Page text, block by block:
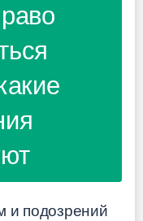
и подозрений